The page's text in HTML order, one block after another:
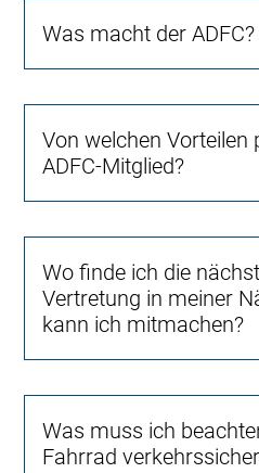
Was macht der ADFC?
Von welchen Vorteilen
ADFC-Mitglied?
Wo finde ich die
Vertretung in meiner
kann ich mitmachen?
Was muss ich
Fahrrad